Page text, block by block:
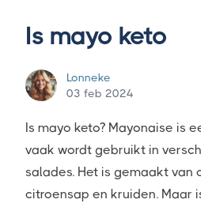
Is mayo keto
Lonneke
03 feb 2024
Is mayo keto? Mayonaise is
vaak wordt gebruikt in
salades. Het is gemaakt van
citroensap en kruiden. Maar